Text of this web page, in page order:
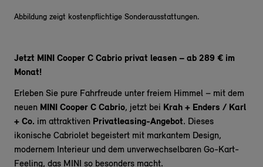
Abbildung zeigt kostenpflichtige Sonderausstattungen.
Jetzt MINI Cooper C Cabrio privat leasen – ab 289 € im
Monat!
Erleben Sie pure Fahrfreude unter freiem Himmel – mit dem
neuen MINI Cooper C Cabrio, jetzt bei Krah + Enders / Karl
+ Co. im attraktiven Privatleasing-Angebot. Dieses
ikonische Cabriolet begeistert mit markantem Design,
modernem Interieur und dem unverwechselbaren Go-Kart-
Feeling, das MINI so besonders macht.